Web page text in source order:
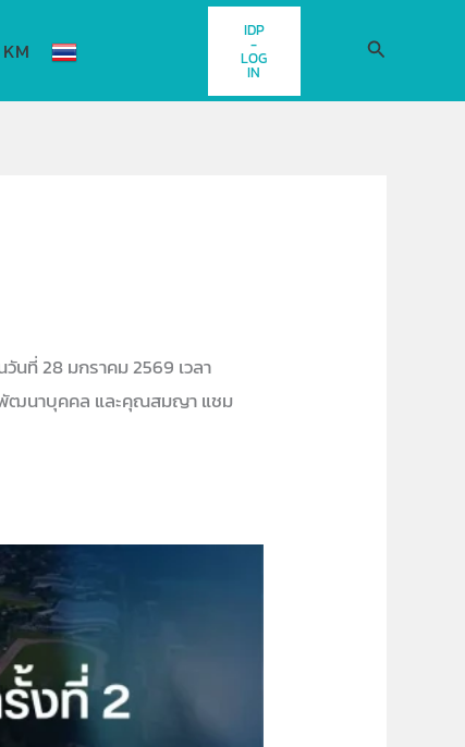
KM
IDP
-
LOG
IN
Search
นที่ 28 มกราคม 2569 เวลา
พัฒนาบุคคล และคุณสมญา แชม